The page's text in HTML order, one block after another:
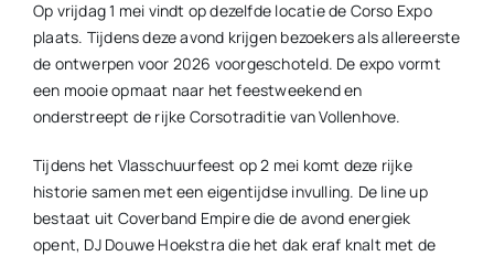
Op vrijdag 1 mei vindt op dezelfde locatie de Corso Expo
plaats. Tijdens deze avond krijgen bezoekers als allereerste
de ontwerpen voor 2026 voorgeschoteld. De expo vormt
een mooie opmaat naar het feestweekend en
onderstreept de rijke Corsotraditie van Vollenhove.
Tijdens het Vlasschuurfeest op 2 mei komt deze rijke
historie samen met een eigentijdse invulling. De line up
bestaat uit Coverband Empire die de avond energiek
opent, DJ Douwe Hoekstra die het dak eraf knalt met de